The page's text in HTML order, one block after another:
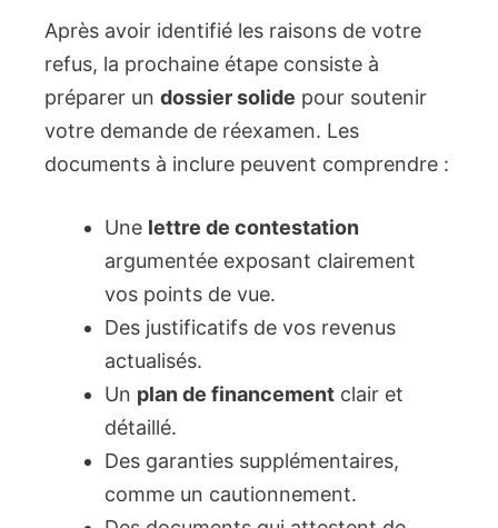
Après avoir identifié les raisons de votre
refus, la prochaine étape consiste à
préparer un dossier solide pour soutenir
votre demande de réexamen. Les
documents à inclure peuvent comprendre :
Une lettre de contestation
argumentée exposant clairement
vos points de vue.
Des justificatifs de vos revenus
actualisés.
Un plan de financement clair et
détaillé.
Des garanties supplémentaires,
comme un cautionnement.